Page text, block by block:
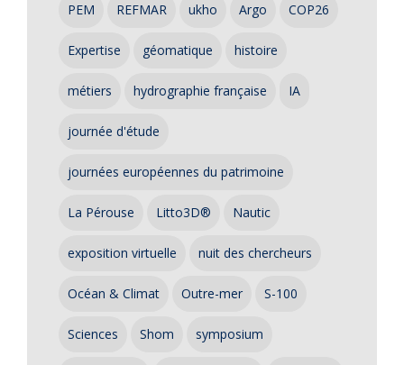
PEM REFMAR ukho Argo COP26
Expertise géomatique histoire
métiers hydrographie française IA
journée d'étude
journées européennes du patrimoine
La Pérouse Litto3D® Nautic
exposition virtuelle nuit des chercheurs
Océan & Climat Outre-mer S-100
Sciences Shom symposium